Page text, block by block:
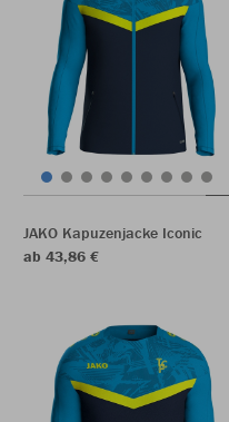
JAKO Kapuzenjacke Iconic
ab 43,86 €